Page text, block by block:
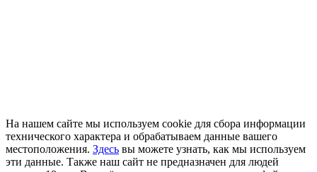
На нашем сайте мы используем cookie для сбора информации
технического характера и обрабатываем данные вашего
местоположения. Здесь вы можете узнать, как мы используем
эти данные. Также наш сайт не предназначен для людей